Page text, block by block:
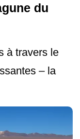
du
à travers le
– la